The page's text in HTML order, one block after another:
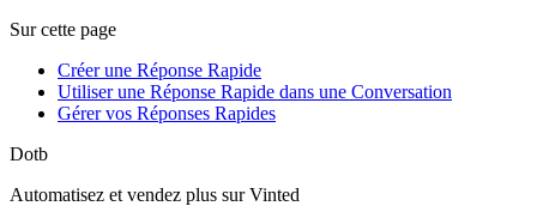
Sur cette page
Créer une Réponse Rapide
Utiliser une Réponse Rapide dans une Conversation
Gérer vos Réponses Rapides
Dotb
Automatisez et vendez plus sur Vinted